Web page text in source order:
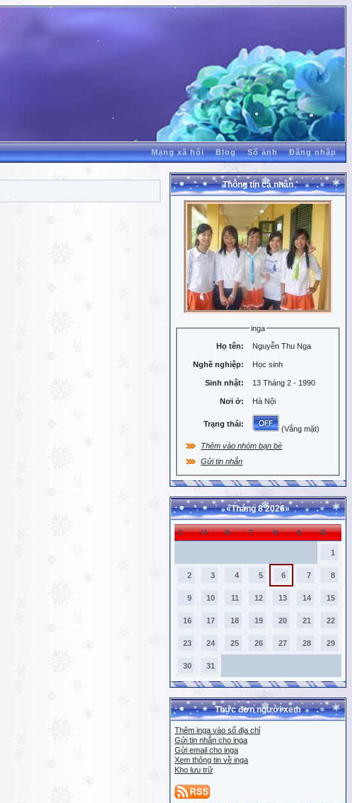
Mạng xã hội Blog Sổ ảnh Đăng nhập
Thông tin cá nhân
inga
Họ tên: Nguyễn Thu Nga
Nghề nghiệp: Học sinh
Sinh nhật: 13 Tháng 2 - 1990
Nơi ở: Hà Nội
Trạng thái:
(Vắng mặt)
Thêm vào nhóm bạn bè
Gửi tin nhắn
«Tháng 8 2026»
C H B T N S B
1
2 3 4 5 6 7 8
9 10 11 12 13 14 15
16 17 18 19 20 21 22
23 24 25 26 27 28 29
30 31
Thực đơn người xem
Thêm inga vào sổ địa chỉ
Gửi tin nhắn cho inga
Gửi email cho inga
Xem thông tin về inga
Kho lưu trữ